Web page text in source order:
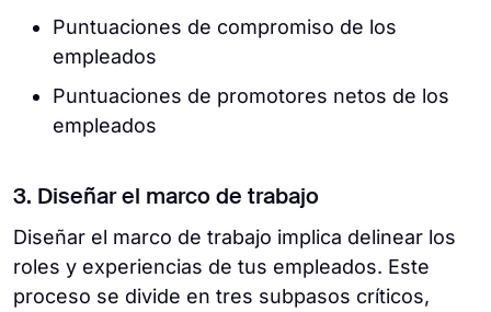
Puntuaciones de compromiso de los
empleados
Puntuaciones de promotores netos de los
empleados
3. Diseñar el marco de trabajo
Diseñar el marco de trabajo implica delinear los
roles y experiencias de tus empleados. Este
proceso se divide en tres subpasos críticos,